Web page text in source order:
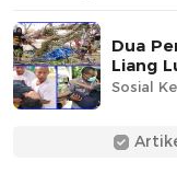
Dua
Liang
Sosial